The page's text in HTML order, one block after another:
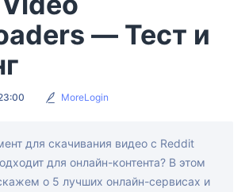
— Тест и
MoreLogin
для скачивания видео с Reddit
для онлайн-контента? В этом
о 5 лучших онлайн-сервисах и